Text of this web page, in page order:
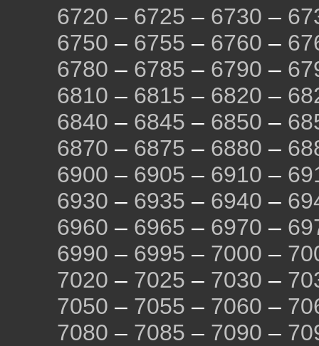
6720 – 6725 – 6730 –
6750 – 6755 – 6760 –
6780 – 6785 – 6790 –
6810 – 6815 – 6820 –
6840 – 6845 – 6850 –
6870 – 6875 – 6880 –
6900 – 6905 – 6910 –
6930 – 6935 – 6940 –
6960 – 6965 – 6970 –
6990 – 6995 – 7000 –
7020 – 7025 – 7030 –
7050 – 7055 – 7060 –
7080 – 7085 – 7090 –